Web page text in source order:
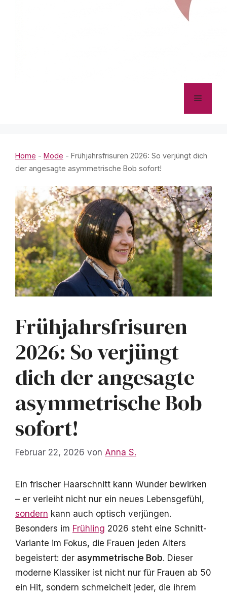
Menü
Home - Mode - Frühjahrsfrisuren 2026: So verjüngt dich
der angesagte asymmetrische Bob sofort!
Frühjahrsfrisuren
2026: So verjüngt
dich der angesagte
asymmetrische Bob
sofort!
Februar 22, 2026 von Anna S.
Ein frischer Haarschnitt kann Wunder bewirken
– er verleiht nicht nur ein neues Lebensgefühl,
sondern kann auch optisch verjüngen.
Besonders im Frühling 2026 steht eine Schnitt-
Variante im Fokus, die Frauen jeden Alters
begeistert: der asymmetrische Bob. Dieser
moderne Klassiker ist nicht nur für Frauen ab 50
ein Hit, sondern schmeichelt jeder, die ihrem